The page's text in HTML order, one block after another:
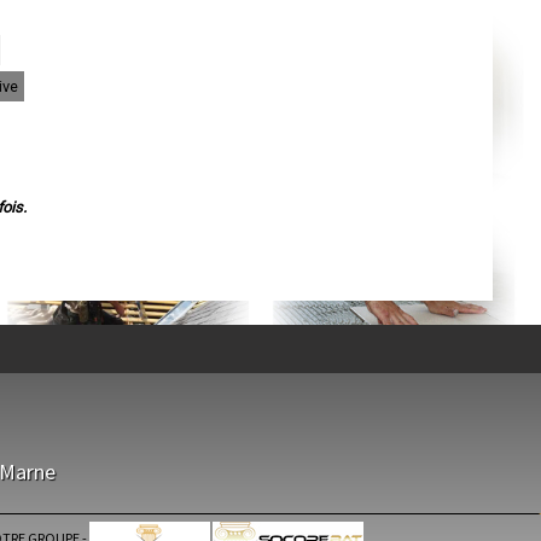
Pau
Tarbes
Le Havre